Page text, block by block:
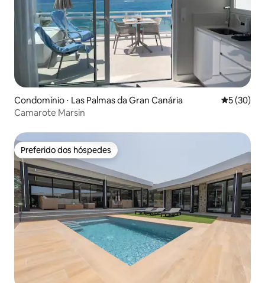
Condomínio ⋅ Las Palmas da Gran Canária 5 de uma
5 (30)
Camarote Marsin
Preferido dos hóspedes
Preferido dos hóspedes